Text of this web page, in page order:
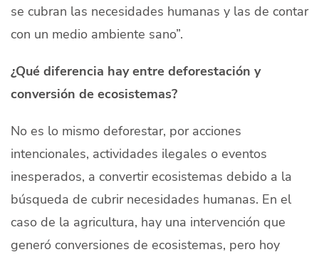
se cubran las necesidades humanas y las de contar
con un medio ambiente sano”.
¿Qué diferencia hay entre deforestación y
conversión de ecosistemas?
No es lo mismo deforestar, por acciones
intencionales, actividades ilegales o eventos
inesperados, a convertir ecosistemas debido a la
búsqueda de cubrir necesidades humanas. En el
caso de la agricultura, hay una intervención que
generó conversiones de ecosistemas, pero hoy